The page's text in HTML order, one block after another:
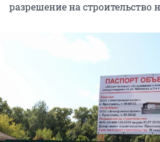
разрешение на строительство